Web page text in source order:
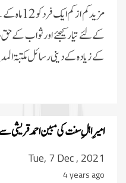
مزید کم
کے لئے تیار کیجئے اور ثواب کے
کے زیادہ کے دینی رسائل مکتبۃ
امیرِ اہلِ سنت کی مبین احمد قریشی
Tue, 7 Dec , 2021
4 years ago